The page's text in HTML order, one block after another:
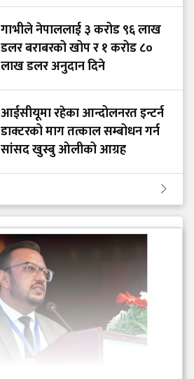
गाभीले नेपाललाई ३ करोड ९६ लाख
डलर बराबरको खोप र १ करोड ८०
लाख डलर अनुदान दिने
आईसीयूमा रहेका आन्दोलनरत इन्टर्न
डाक्टरको माग तत्काल सम्बोधन गर्न
सांसद खुस्बु ओलीको आग्रह